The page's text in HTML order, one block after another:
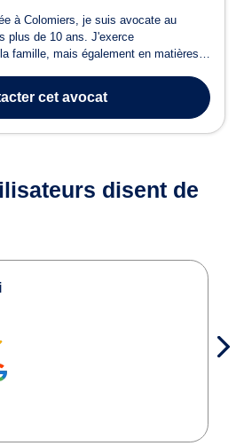
à Colomiers, je suis avocate au
plus de 10 ans. J'exerce
famille, mais également en matières
et locataires.J'interviens
cet avocat
disent de